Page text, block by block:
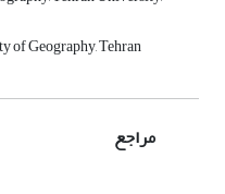
of Geography, Tehran
مراجع